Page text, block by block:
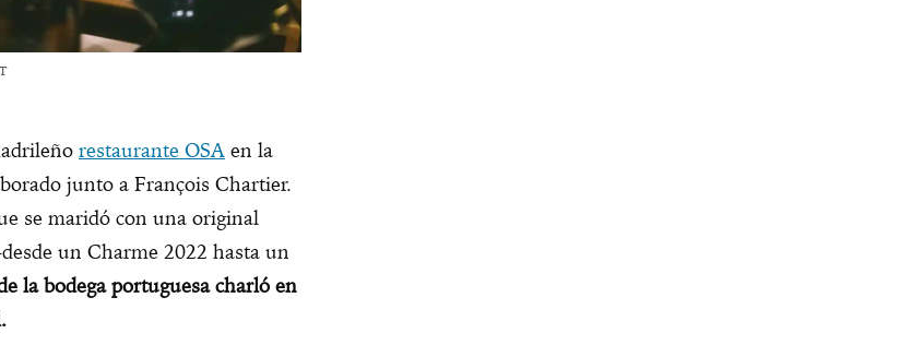
restaurante OSA en la
junto a François Chartier.
se maridó con una original
un Charme 2022 hasta un
la bodega portuguesa charló en